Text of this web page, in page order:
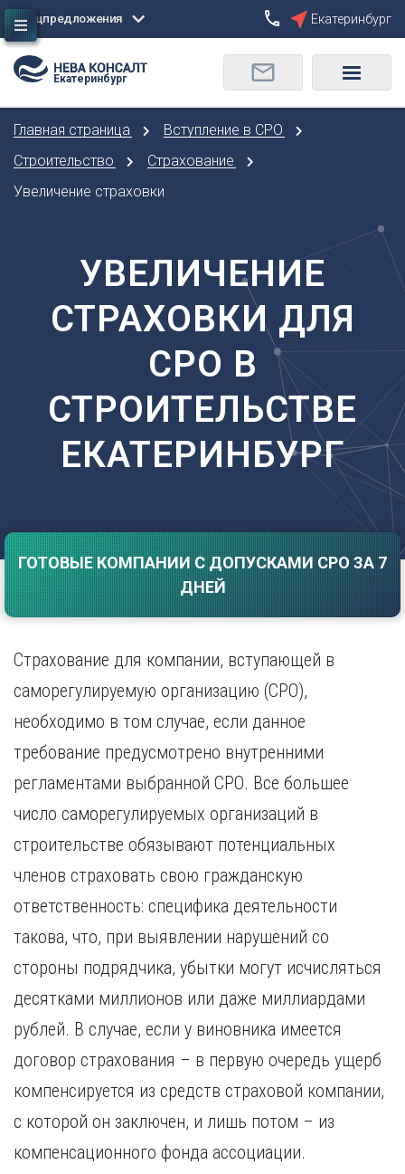
Сбросить
Москва
Санкт-Петербург
Астрахань
Барнаул
Белгород
Брянск
В
Владимир
Волгоград
Воронеж
И
Иваново
Ижевск
Иркутск
Казань
Калининград
Кемерово
Киров
Краснодар
Курган
Курск
Л
Липецк
М
Махачкала
Мурманск
Н
Набережные Челны
Нижний Новгород
Нижний Тагил
Новокузнецк
Новосибирск
О
Орел
Р
Рязань
Самара
Саранск
Саратов
Севастополь
Симферополь
Ставрополь
Т
Томск
Тула
Тюмень
У
Улан-Удэ
Ульяновск
Хабаровск
Чебоксары
Челябинск
Череповец
Чита
Ярославль
Спецпредложения Екатеринбург
Екатеринбург
Главная страница
Вступление в СРО
Строительство
Страхование
Увеличение страховки
УВЕЛИЧЕНИЕ
СТРАХОВКИ ДЛЯ
СРО В
СТРОИТЕЛЬСТВЕ
ЕКАТЕРИНБУРГ
ГОТОВЫЕ КОМПАНИИ С ДОПУСКАМИ СРО ЗА 7
ДНЕЙ
Страхование для компании, вступающей в
саморегулируемую организацию (СРО),
необходимо в том случае, если данное
требование предусмотрено внутренними
регламентами выбранной СРО. Все большее
число саморегулируемых организаций в
строительстве обязывают потенциальных
членов страховать свою гражданскую
ответственность: специфика деятельности
такова, что, при выявлении нарушений со
стороны подрядчика, убытки могут исчисляться
десятками миллионов или даже миллиардами
рублей. В случае, если у виновника имеется
договор страхования – в первую очередь ущерб
компенсируется из средств страховой компании,
с которой он заключен, и лишь потом – из
компенсационного фонда ассоциации.